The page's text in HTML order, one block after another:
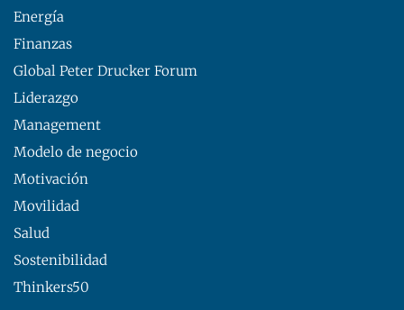
Energía
Finanzas
Global Peter Drucker Forum
Liderazgo
Management
Modelo de negocio
Motivación
Movilidad
Salud
Sostenibilidad
Thinkers50